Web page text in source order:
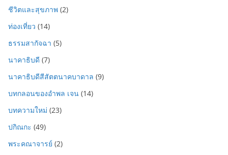
ชีวิตและสุขภาพ (2)
ท่องเที่ยว (14)
ธรรมสากัจฉา (5)
นาคาธิบดี (7)
นาคาธิบดีสีสัตตนาคบาดาล (9)
บทกลอนของอำพล เจน (14)
บทความใหม่ (23)
ปกิณกะ (49)
พระคณาจารย์ (2)